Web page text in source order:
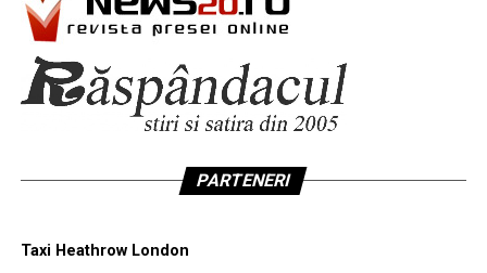
PARTENERI
Taxi Heathrow London